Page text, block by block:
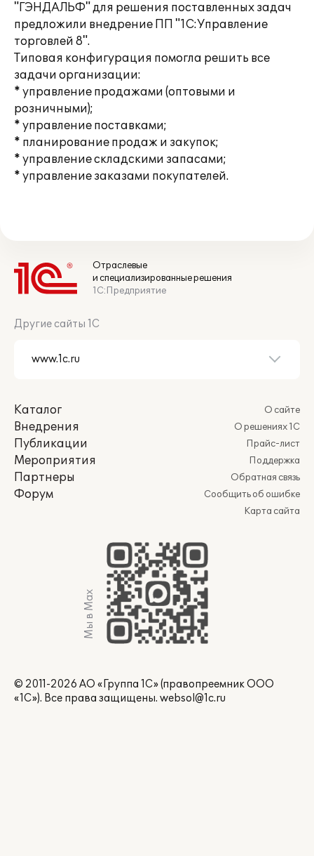
"ГЭНДАЛЬФ" для решения поставленных задач
предложили внедрение ПП "1С:Управление
торговлей 8".
Типовая конфигурация помогла решить все
задачи организации:
* управление продажами (оптовыми и
розничными);
* управление поставками;
* планирование продаж и закупок;
* управление складскими запасами;
* управление заказами покупателей.
Отраслевые
и специализированные решения
1С:Предприятие
Другие сайты 1С
Каталог
Внедрения
Публикации
Мероприятия
Партнеры
Форум
О сайте
О решениях 1С
Прайс-лист
Поддержка
Обратная связь
Сообщить об ошибке
Карта сайта
Мы в Max
© 2011-2026 АО «Группа 1С» (правопреемник ООО
«1С»). Все права защищены. websol@1c.ru